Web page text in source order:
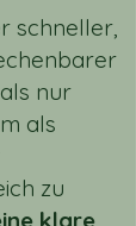
schneller,
nur
als
zu
klare